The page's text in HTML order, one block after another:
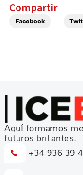
Compartir
Facebook
Aquí formamos
futuros brillantes.
+34 936 39